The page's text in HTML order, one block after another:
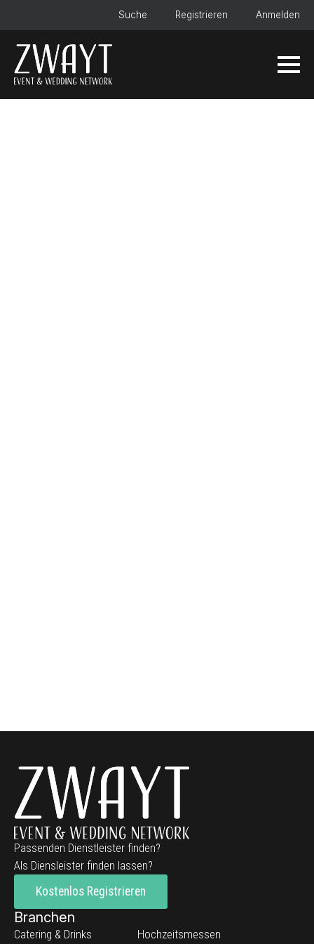
Suche Registrieren Anmelden
Passenden Dienstleister finden?
Als Diensleister finden lassen?
Kostenlos Registrieren
Branchen
Catering & Drinks Hochzeitsmessen